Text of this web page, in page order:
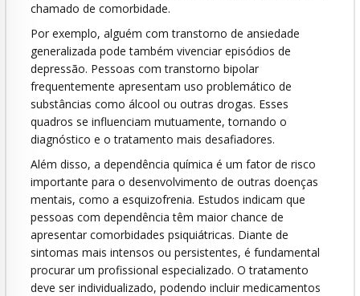
chamado de comorbidade.
Por exemplo, alguém com transtorno de ansiedade
generalizada pode também vivenciar episódios de
depressão. Pessoas com transtorno bipolar
frequentemente apresentam uso problemático de
substâncias como álcool ou outras drogas. Esses
quadros se influenciam mutuamente, tornando o
diagnóstico e o tratamento mais desafiadores.
Além disso, a dependência química é um fator de risco
importante para o desenvolvimento de outras doenças
mentais, como a esquizofrenia. Estudos indicam que
pessoas com dependência têm maior chance de
apresentar comorbidades psiquiátricas. Diante de
sintomas mais intensos ou persistentes, é fundamental
procurar um profissional especializado. O tratamento
deve ser individualizado, podendo incluir medicamentos